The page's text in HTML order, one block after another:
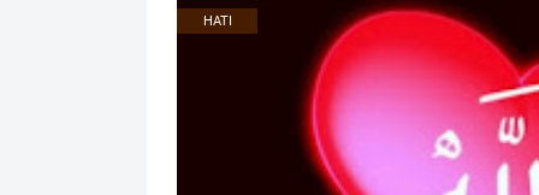
HATI